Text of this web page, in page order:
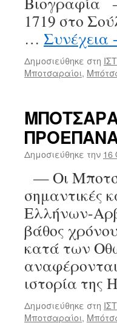
1719 στο
… Συνέχεια
Δημοσιεύθηκε στη
Μποτσαραίοι,
Δημοσιεύθηκε την 16
— Οι
σημαντικές
Ελλήνων-
βάθος
κατά των
ιστορία της
Δημοσιεύθηκε στη
Μποτσαραίοι,